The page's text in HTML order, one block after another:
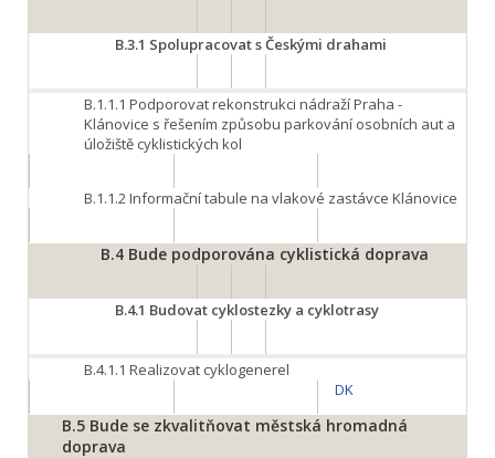
B.3.1 Spolupracovat s Českými drahami
B.1.1.1 Podporovat rekonstrukci nádraží Praha -
Klánovice s řešením způsobu parkování osobních aut a
úložiště cyklistických kol
B.1.1.2 Informační tabule na vlakové zastávce Klánovice
B.4Bude podporována cyklistická doprava
B.4.1 Budovat cyklostezky a cyklotrasy
B.4.1.1 Realizovat cyklogenerel
DK
B.5 Bude se zkvalitňovat městská hromadná
doprava